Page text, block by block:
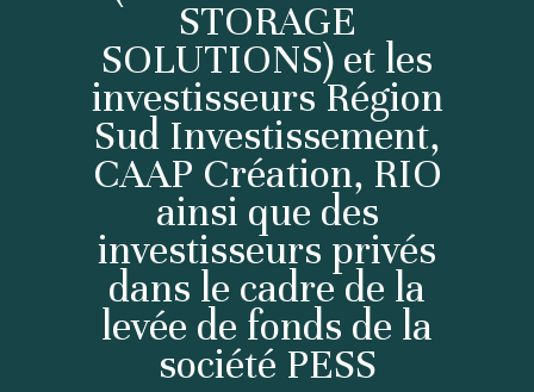
STORAGE
SOLUTIONS) et les
investisseurs Région
Sud Investissement,
CAAP Création, RIO
ainsi que des
investisseurs privés
dans le cadre de la
levée de fonds de la
société PESS